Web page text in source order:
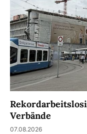
Verbände
07.08.2026